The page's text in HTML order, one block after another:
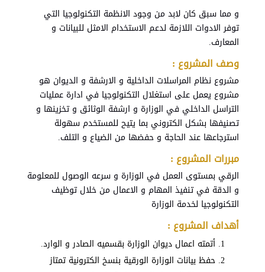
و مما سبق كان لابد من وجود الانظمة التكنولوجيا التي
توفر الادوات اللازمة لدعم الاستخدام الامثل للبيانات و
المعارف.
وصف المشروع :
مشروع نظام المراسلات الداخلية و الارشفة و الديوان هو
مشروع يعمل على استغلال التكنولوجيا في ادارة عمليات
التراسل الداخلي في الوزارة و ارشفة الوثائق و تخزينها و
تصنيفها بشكل الكتروني بما يتيح للمستخدم سهولة
استرجاعها عند الحاجة و حفضها من الضياع و التلف.
مبررات المشروع :
الرقي بمستوى العمل في الوزارة و سرعه الوصول للمعلومة
و الدقة في تنفيذ المهام و الاعمال من خلال توظيف
التكنولوجيا لخدمة الوزارة
أهداف المشروع :
أتمته اعمال ديوان الوزارة بقسميه الصادر و الوارد.
حفظ بيانات الوزارة الورقية بنسخ الكترونية تمتاز